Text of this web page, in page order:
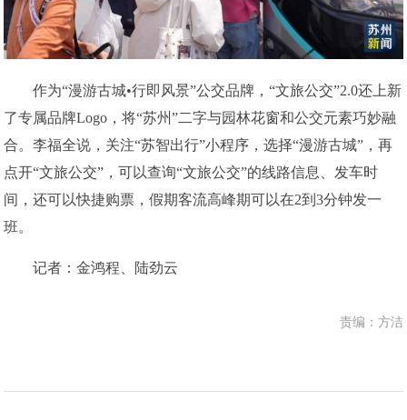
作为“漫游古城•行即风景”公交品牌，“文旅公交”2.0还上新
了专属品牌Logo，将“苏州”二字与园林花窗和公交元素巧妙融
合。李福全说，关注“苏智出行”小程序，选择“漫游古城”，再
点开“文旅公交”，可以查询“文旅公交”的线路信息、发车时
间，还可以快捷购票，假期客流高峰期可以在2到3分钟发一
班。
记者：金鸿程、陆劲云
责编：方洁